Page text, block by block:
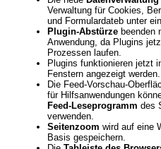
Verwaltung für Cookies,
und Formulardateb unter
Plugin-Abstürze beenden
Anwendung, da Plugins
Prozessen laufen.
Plugins funktionieren jetzt
Fenstern angezeigt werden.
Die Feed-Vorschau-
für Hilfsanwendungen
Feed-Leseprogramm des
verwenden.
Seitenzoom wird auf eine
Basis gespeichern.